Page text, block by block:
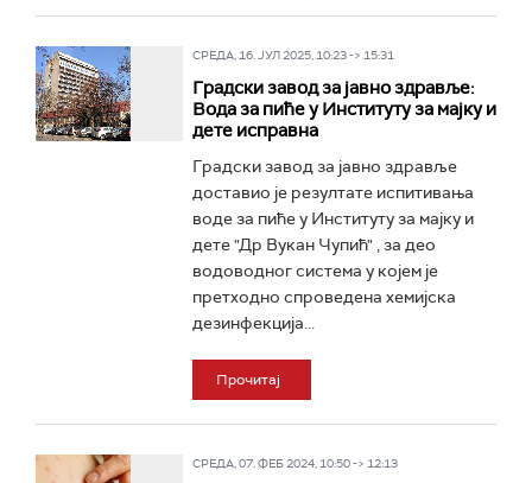
СРЕДА, 16. ЈУЛ 2025, 10:23 -> 15:31
Градски завод за јавно здравље:
Вода за пиће у Институту за мајку и
дете исправна
Градски завод за јавно здравље
доставио је резултате испитивања
воде за пиће у Институту за мајку и
дете "Др Вукан Чупић" , за део
водоводног система у којем је
претходно спроведена хемијска
дезинфекција...
Прочитај
СРЕДА, 07. ФЕБ 2024, 10:50 -> 12:13